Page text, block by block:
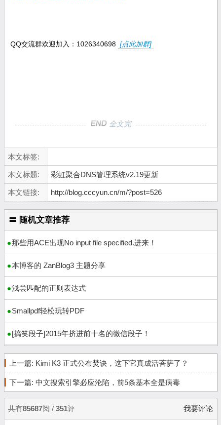
QQ交流群欢迎加入：1026340698 [点此加群]
全文完
本文标签:
本文标题: 彩虹聚合DNS管理系统v2.19更新
本文链接: http://blog.cccyun.cn/m/?post=526
〓 随机文章推荐
那些用ACE出现No input file specified.进来！
本博客的 ZanBlog3 主题分享
浅尝匹配的正则表达式
Smallpdf轻松玩转PDF
[搞笑段子]2015年挤进前十名的微信段子！
上一篇: Kimi K3 正式公布焚诀，这下它真成活菩萨了？
下一篇: 中文搜索引擎必应沦陷，前5条基本全是病毒
共有85687阅 / 351评 我要评论